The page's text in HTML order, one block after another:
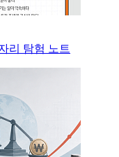
리 탐험 노트